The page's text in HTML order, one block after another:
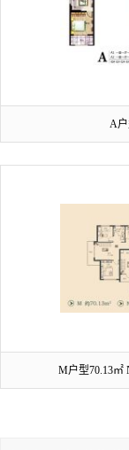
A
M户型70.13㎡